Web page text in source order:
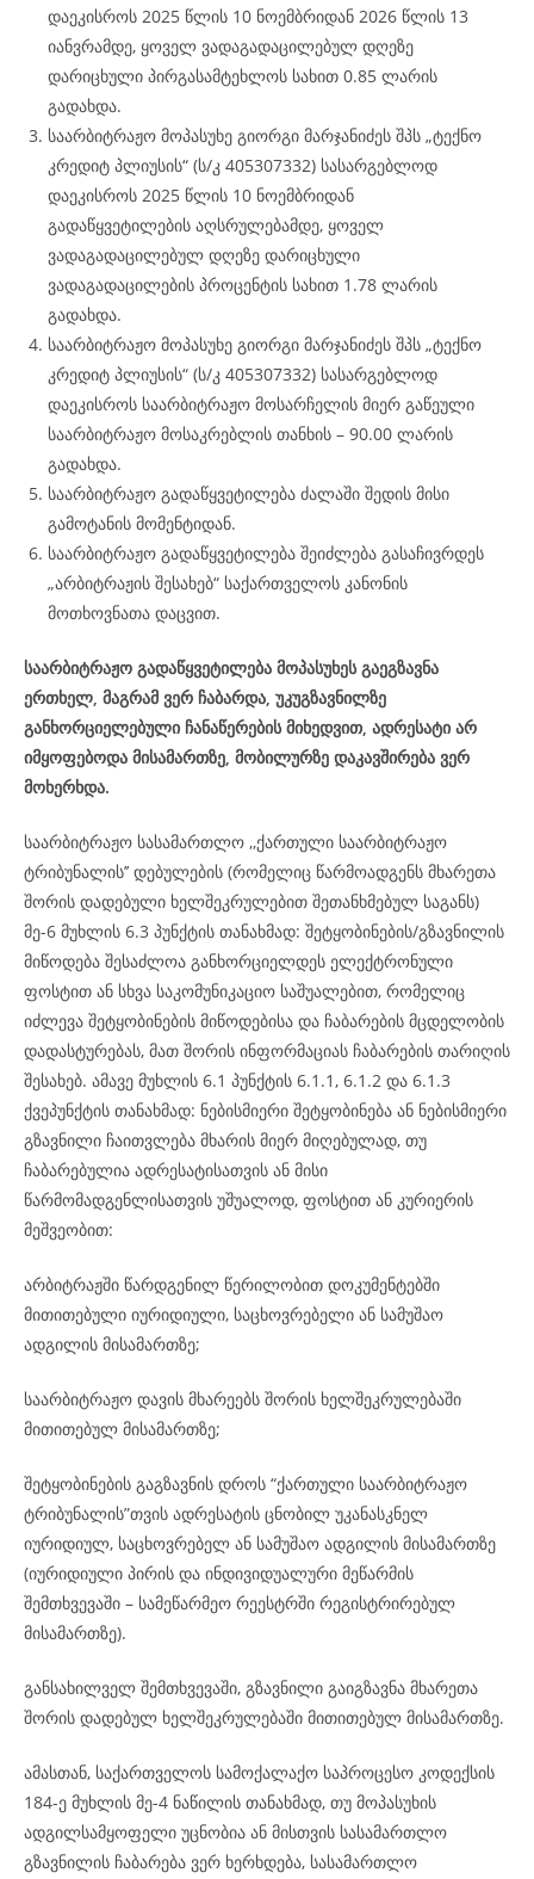
დაეკისროს 2025 წლის 10 ნოემბრიდან 2026 წლის 13
იანვრამდე, ყოველ ვადაგადაცილებულ დღეზე
დარიცხული პირგასამტეხლოს სახით 0.85 ლარის
გადახდა.
საარბიტრაჟო მოპასუხე გიორგი მარჯანიძეს შპს „ტექნო
კრედიტ პლიუსის“ (ს/კ 405307332) სასარგებლოდ
დაეკისროს 2025 წლის 10 ნოემბრიდან
გადაწყვეტილების აღსრულებამდე, ყოველ
ვადაგადაცილებულ დღეზე დარიცხული
ვადაგადაცილების პროცენტის სახით 1.78 ლარის
გადახდა.
საარბიტრაჟო მოპასუხე გიორგი მარჯანიძეს შპს „ტექნო
კრედიტ პლიუსის“ (ს/კ 405307332) სასარგებლოდ
დაეკისროს საარბიტრაჟო მოსარჩელის მიერ გაწეული
საარბიტრაჟო მოსაკრებლის თანხის – 90.00 ლარის
გადახდა.
საარბიტრაჟო გადაწყვეტილება ძალაში შედის მისი
გამოტანის მომენტიდან.
საარბიტრაჟო გადაწყვეტილება შეიძლება გასაჩივრდეს
„არბიტრაჟის შესახებ“ საქართველოს კანონის
მოთხოვნათა დაცვით.
საარბიტრაჟო გადაწყვეტილება მოპასუხეს გაეგზავნა
ერთხელ, მაგრამ ვერ ჩაბარდა, უკუგზავნილზე
განხორციელებული ჩანაწერების მიხედვით, ადრესატი არ
იმყოფებოდა მისამართზე, მობილურზე დაკავშირება ვერ
მოხერხდა.
საარბიტრაჟო სასამართლო ,,ქართული საარბიტრაჟო
ტრიბუნალის’’ დებულების (რომელიც წარმოადგენს მხარეთა
შორის დადებული ხელშეკრულებით შეთანხმებულ საგანს)
მე-6 მუხლის 6.3 პუნქტის თანახმად: შეტყობინების/გზავნილის
მიწოდება შესაძლოა განხორციელდეს ელექტრონული
ფოსტით ან სხვა საკომუნიკაციო საშუალებით, რომელიც
იძლევა შეტყობინების მიწოდებისა და ჩაბარების მცდელობის
დადასტურებას, მათ შორის ინფორმაციას ჩაბარების თარიღის
შესახებ. ამავე მუხლის 6.1 პუნქტის 6.1.1, 6.1.2 და 6.1.3
ქვეპუნქტის თანახმად: ნებისმიერი შეტყობინება ან ნებისმიერი
გზავნილი ჩაითვლება მხარის მიერ მიღებულად, თუ
ჩაბარებულია ადრესატისათვის ან მისი
წარმომადგენლისათვის უშუალოდ, ფოსტით ან კურიერის
მეშვეობით:
არბიტრაჟში წარდგენილ წერილობით დოკუმენტებში
მითითებული იურიდიული, საცხოვრებელი ან სამუშაო
ადგილის მისამართზე;
საარბიტრაჟო დავის მხარეებს შორის ხელშეკრულებაში
მითითებულ მისამართზე;
შეტყობინების გაგზავნის დროს “ქართული საარბიტრაჟო
ტრიბუნალის”თვის ადრესატის ცნობილ უკანასკნელ
იურიდიულ, საცხოვრებელ ან სამუშაო ადგილის მისამართზე
(იურიდიული პირის და ინდივიდუალური მეწარმის
შემთხვევაში – სამეწარმეო რეესტრში რეგისტრირებულ
მისამართზე).
განსახილველ შემთხვევაში, გზავნილი გაიგზავნა მხარეთა
შორის დადებულ ხელშეკრულებაში მითითებულ მისამართზე.
ამასთან, საქართველოს სამოქალაქო საპროცესო კოდექსის
184-ე მუხლის მე-4 ნაწილის თანახმად, თუ მოპასუხის
ადგილსამყოფელი უცნობია ან მისთვის სასამართლო
გზავნილის ჩაბარება ვერ ხერხდება, სასამართლო